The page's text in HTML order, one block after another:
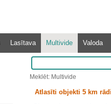
Lasītava Multivide Valoda
Meklēt: Multivide
Atlasīti objekti 5 km